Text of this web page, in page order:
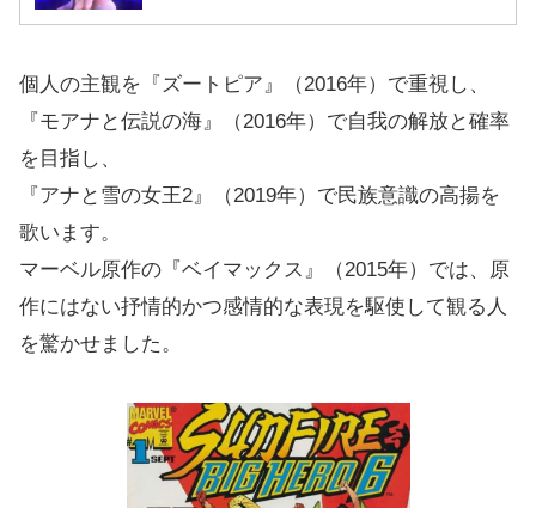
個人の主観を『ズートピア』（2016年）で重視し、
『モアナと伝説の海』（2016年）で自我の解放と確率
を目指し、
『アナと雪の女王2』（2019年）で民族意識の高揚を
歌います。
マーベル原作の『ベイマックス』（2015年）では、原
作にはない抒情的かつ感情的な表現を駆使して観る人
を驚かせました。